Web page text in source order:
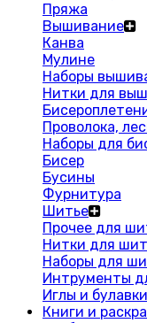
Пряжа
Вышивание
Канва
Мулине
Наборы
Нитки для
Проволока,
Наборы для
Бисер
Бусины
Фурнитура
Шитье
Прочее для
Нитки для
Наборы для
Интрументы
Иглы и булавки
Книги и